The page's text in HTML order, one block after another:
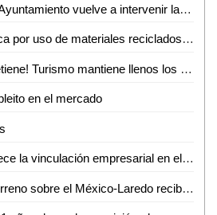
¡Otra vez los baches! Ayuntamiento vuelve a intervenir la avenida Ejército Mexicano
San Luis Potosí destaca por uso de materiales reciclados en procesos productivos: INEGI
¡La Huasteca no se detiene! Turismo mantiene llenos los parajes y alista otro verano inolvidable
en el mercado
Gobierno estatal fortalece la vinculación empresarial en el bajío
¡Vergüenza urbana! Terreno sobre el México-Laredo recibe basura a plena vista de todos